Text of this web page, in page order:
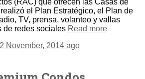
(RAC) que ofrecen las Casas de
el Plan Estratégico, el Plan de
TV, prensa, volanteo y vallas
de redes sociales Read more
November, 2014 ago